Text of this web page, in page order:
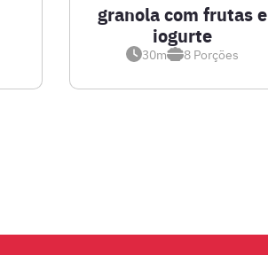
granola com frutas e
iogurte
30m 8 Porções